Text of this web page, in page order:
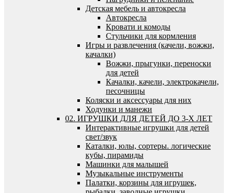
Детская мебель и автокресла
Автокресла
Кровати и комоды
Стульчики для кормления
Игры и развлечения (качели, вожжи,
качалки)
Вожжи, прыгунки, переноски
для детей
Качалки, качели, электрокачели,
песочницы
Коляски и аксессуары для них
Ходунки и манежи
02. ИГРУШКИ ДЛЯ ДЕТЕЙ ДО 3-Х ЛЕТ
Интерактивные игрушки для детей
свет/звук
Каталки, юлы, сортеры. логические
кубы, пирамиды
Машинки для малышей
Музыкальные инструменты
Палатки, корзины для игрушек,